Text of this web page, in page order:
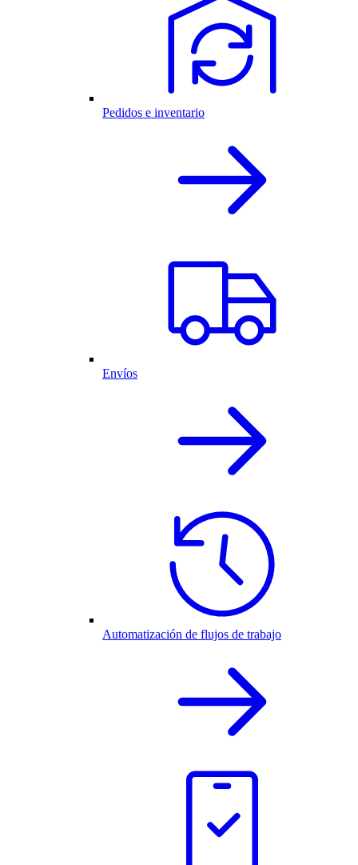
Pedidos e inventario
Envíos
Automatización de flujos de trabajo